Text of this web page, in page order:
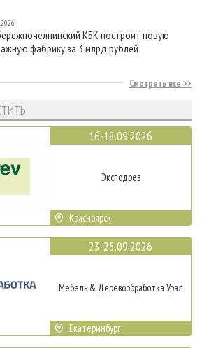
КБК построит новую
фабрику за 3 млрд рублей
Смотреть все
16-18.09.2026
Эксподрев
Красноярск
23-25.09.2026
Мебель & Деревообработка Урал
Екатеринбург